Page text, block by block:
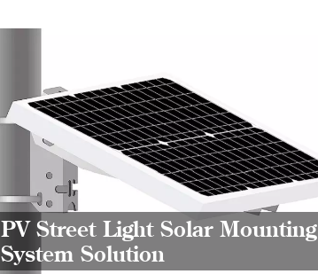
PV Street Light Solar Mounting
System Solution